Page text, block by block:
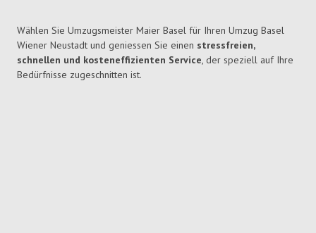
Wählen Sie Umzugsmeister Maier Basel für Ihren Umzug Basel
Wiener Neustadt und geniessen Sie einen stressfreien,
schnellen und kosteneffizienten Service, der speziell auf Ihre
Bedürfnisse zugeschnitten ist.